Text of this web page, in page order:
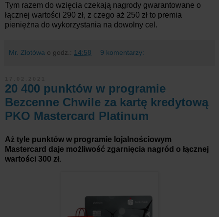
Tym razem do wzięcia czekają nagrody gwarantowane o
łącznej wartości 290 zł, z czego aż 250 zł to premia
pieniężna do wykorzystania na dowolny cel.
Mr. Złotówa o godz.: 14:58 9 komentarzy:
20 400 punktów w programie
Bezcenne Chwile za kartę kredytową
PKO Mastercard Platinum
Aż tyle punktów w programie lojalnościowym
Mastercard daje możliwość zgarnięcia nagród o łącznej
wartości 300 zł.